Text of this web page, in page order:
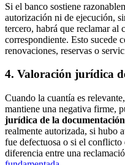
Si el banco sostiene
autorización ni de ejecución,
tercero, habrá que reclamar al
correspondiente. Esto sucede
renovaciones, reservas o
4. Valoración jurídica
Cuando la cuantía es
mantiene una negativa firme,
jurídica de la documentación
realmente autorizada, si hubo
fue defectuosa o si el conflicto
diferencia entre una